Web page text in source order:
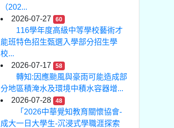
（202...
2026-07-27
60
116學年度高級中等學校藝術才
能班特色招生甄選入學部分招生學
校...
2026-07-17
58
轉知:因應颱風與豪雨可能造成部
分地區積淹水及環境中積水容器增...
2026-07-28
48
「2026中華覺知教育關懷協會-
成大一日大學生-沉浸式學職涯探索